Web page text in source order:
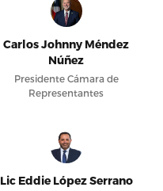
Carlos Johnny Méndez
Núñez
Presidente Cámara de
Representantes
Lic Eddie López Serrano